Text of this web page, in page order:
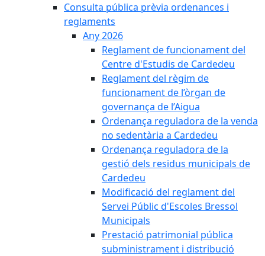
Consulta pública prèvia ordenances i
reglaments
Any 2026
Reglament de funcionament del
Centre d'Estudis de Cardedeu
Reglament del règim de
funcionament de l’òrgan de
governança de l’Aigua
Ordenança reguladora de la venda
no sedentària a Cardedeu
Ordenança reguladora de la
gestió dels residus municipals de
Cardedeu
Modificació del reglament del
Servei Públic d'Escoles Bressol
Municipals
Prestació patrimonial pública
subministrament i distribució